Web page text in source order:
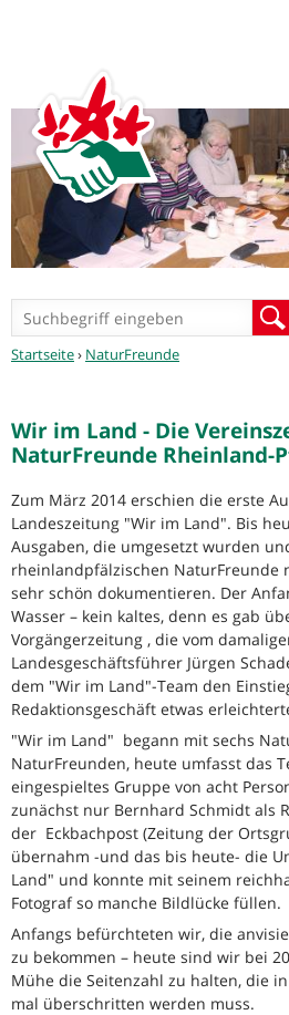
Suchformular
Sie
Startseite› NaturFreunde
Wir im Land - Die
NaturFreunde Rheinland-
Zum März 2014 erschien die erste
Landeszeitung "Wir im Land". Bis
Ausgaben, die umgesetzt wurden
rheinlandpfälzischen NaturFreunde
sehr schön dokumentieren. Der
Wasser – kein kaltes, denn es gab
Vorgängerzeitung , die vom
Landesgeschäftsführer Jürgen
dem "Wir im Land"-Team den
Redaktionsgeschäft etwas
"Wir im Land" begann mit sechs
NaturFreunden, heute umfasst das
eingespieltes Gruppe von acht
zunächst nur Bernhard Schmidt als
der Eckbachpost (Zeitung der
übernahm -und das bis heute- die
Land" und konnte mit seinem
Fotograf so manche Bildlücke füllen.
Anfangs befürchteten wir, die
zu bekommen – heute sind wir bei
Mühe die Seitenzahl zu halten, die
mal überschritten werden muss.